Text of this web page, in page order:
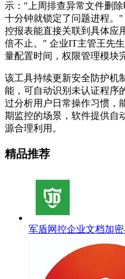
示："上周排查异常文件删
十分钟就锁定了问题进程。
控报表能直接关联到具体应
倍不止。" 企业IT主管王先
量配置时间，权限管理模块
该工具持续更新安全防护机
能，可自动识别未认证程序
过分析用户日常操作习惯，
期监控的场景，软件提供自
源合理利用。
精品推荐
军盾网控企业文档加